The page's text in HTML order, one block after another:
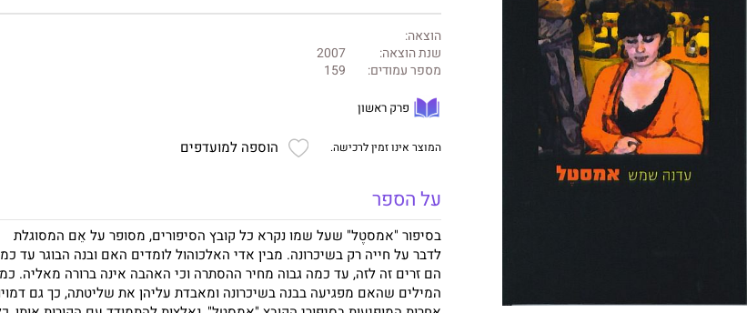
הוצאה:
שנת הוצאה:
2007
מספר עמודים:
159
פרק ראשון
המוצר אינו זמין לרכישה. הוספה למועדפים
על הספר
בסיפור "אמסטֶל" שעל שמו נקרא כל קובץ הסיפורים, מסופר על אֵם המסוגלת
לדבר על חייה רק בשיכרונה. מבין אדי האלכוהול לומדים האם ובנה הבוגר עד
הם זרים זה לזה, עד כמה גבוה מחיר ההסתרה וכי האהבה אינה ברורה מאליה.
המילים שהאם מפגיעה בבנה בשיכרונה ומאבדת עליהן את שליטתה, כך גם